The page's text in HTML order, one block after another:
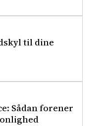
til dine
Sådan forener